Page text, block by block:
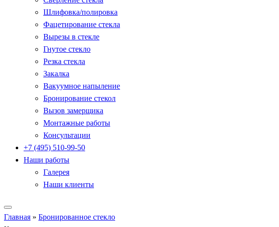
Шлифовка/полировка
Фацетирование стекла
Вырезы в стекле
Гнутое стекло
Резка стекла
Закалка
Вакуумное напыление
Бронирование стекол
Вызов замерщика
Монтажные работы
Консультации
+7 (495) 510-99-50
Наши работы
Галерея
Наши клиенты
Главная » Бронированное стекло